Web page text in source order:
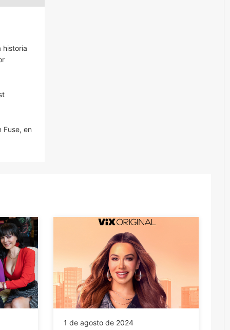
historia
Fuse, en
1 de agosto de 2024